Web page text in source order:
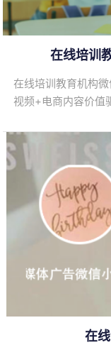
在线培训
在线培训教育机构
视频+电商内容价值
在